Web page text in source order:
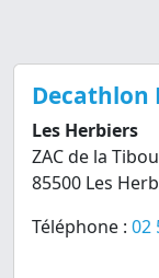
Decathlon
Les Herbiers
ZAC de la
85500 Les
Téléphone : 02